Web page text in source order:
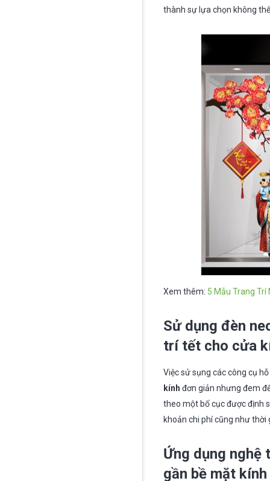
thành sự lựa chọn không
Xem thêm: 5 Mẫu Trang Trí
Sử dụng đèn
trí tết cho cửa
Việc sử sụng các công cụ
kính đơn giản nhưng đem
theo một bố cục được định
khoản chi phí cũng như thời
Ứng dụng nghệ
gần bề mặt